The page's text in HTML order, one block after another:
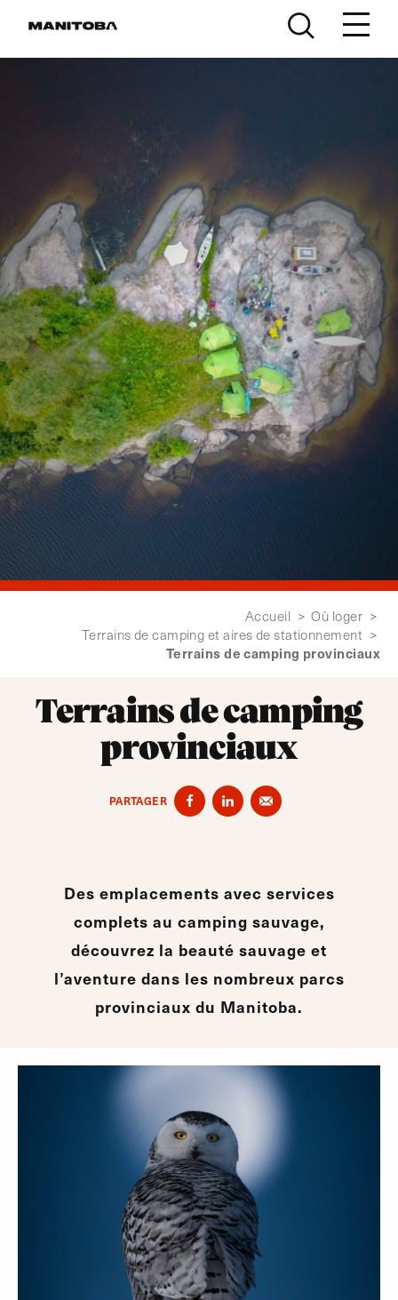
Accueil > Où loger >
Terrains de camping et aires de stationnement >
Terrains de camping provinciaux
Terrains de camping
provinciaux
PARTAGER
Des emplacements avec services
complets au camping sauvage,
découvrez la beauté sauvage et
l’aventure dans les nombreux parcs
provinciaux du Manitoba.